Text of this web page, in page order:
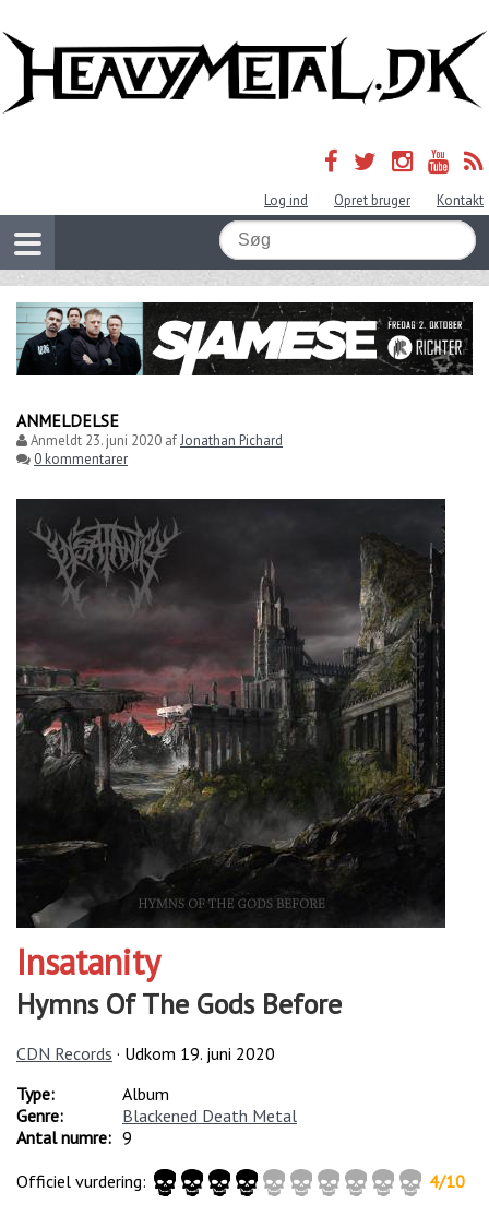
Log ind Opret bruger Kontakt
ANMELDELSE
Anmeldt 23. juni 2020 afJonathan Pichard
0 kommentarer
Insatanity
Hymns Of The Gods Before
CDN Records · Udkom 19. juni 2020
Type:
Album
Genre:
Blackened Death Metal
Antal numre: 9
Officiel vurdering:
4/10